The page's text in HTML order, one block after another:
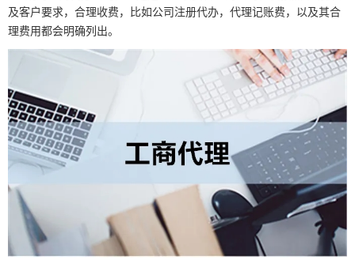
及客户要求，合理收费，比如公司注册代办，代理记账费，以及其合
理费用都会明确列出。